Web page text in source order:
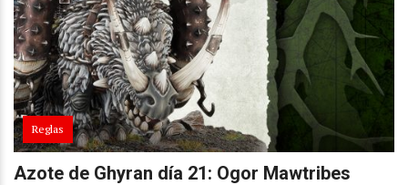
Reglas
Azote de Ghyran día 21: Ogor Mawtribes